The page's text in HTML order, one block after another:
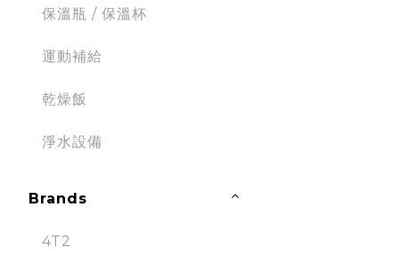
保溫瓶 / 保溫杯
運動補給
乾燥飯
淨水設備
Brands
4T2